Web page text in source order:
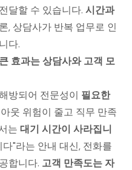
달할 수 있습니다. 시간과
, 상담사가 반복 업무로 인
다.
효과는 상담사와 고객 모
방되어 전문성이 필요한
웃 위험이 줄고 직무 만족
는 대기 시간이 사라집니
"라는 안내 대신, 전화를
합니다. 고객 만족도는 자